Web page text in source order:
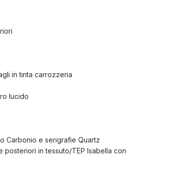
in tinta carrozzeria
lucido
Carbonio e serigrafie Quartz
in tessuto/TEP Isabella con